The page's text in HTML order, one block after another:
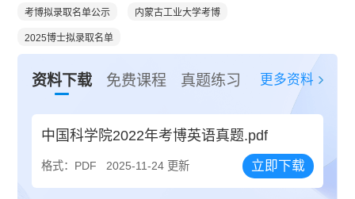
考博拟录取名单公示 内蒙古工业大学考博
2025博士拟录取名单
资料下载 免费课程 真题练习 更多资料
中国科学院2022年考博英语真题.pdf
格式：PDF 2025-11-24 更新 立即下载